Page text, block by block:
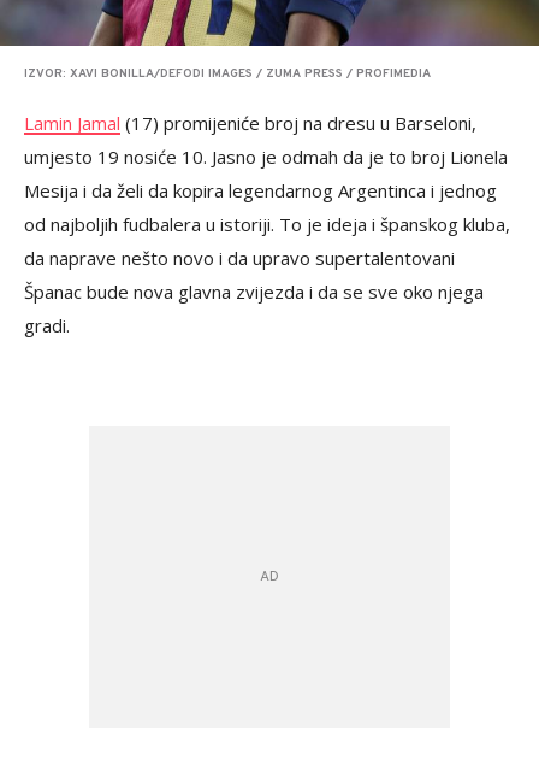
IZVOR: XAVI BONILLA/DEFODI IMAGES / ZUMA PRESS / PROFIMEDIA
Lamin Jamal (17) promijeniće broj na dresu u Barseloni,
umjesto 19 nosiće 10. Jasno je odmah da je to broj Lionela
Mesija i da želi da kopira legendarnog Argentinca i jednog
od najboljih fudbalera u istoriji. To je ideja i španskog kluba,
da naprave nešto novo i da upravo supertalentovani
Španac bude nova glavna zvijezda i da se sve oko njega
gradi.